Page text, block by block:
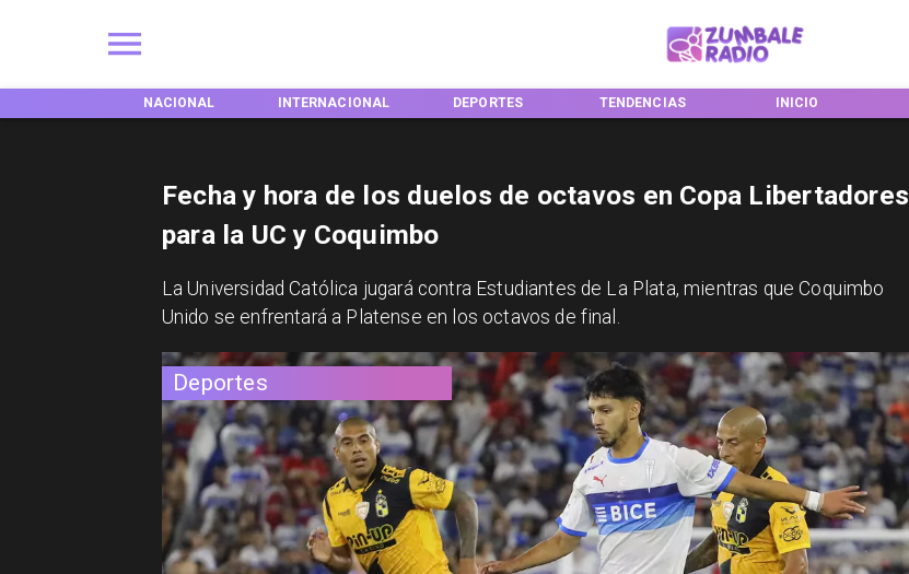
NACIONAL INTERNACIONAL DEPORTES TENDENCIAS INICIO
Deportes
Fecha y hora de los duelos de octavos en Copa Libertadores
para la UC y Coquimbo
La Universidad Católica jugará contra Estudiantes de La Plata, mientras que Coquimbo
Unido se enfrentará a Platense en los octavos de final.